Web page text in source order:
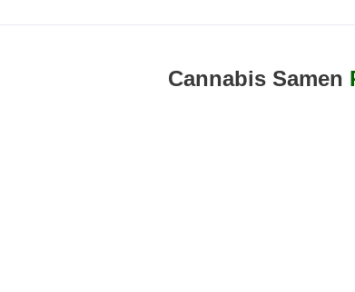
Cannabis Samen